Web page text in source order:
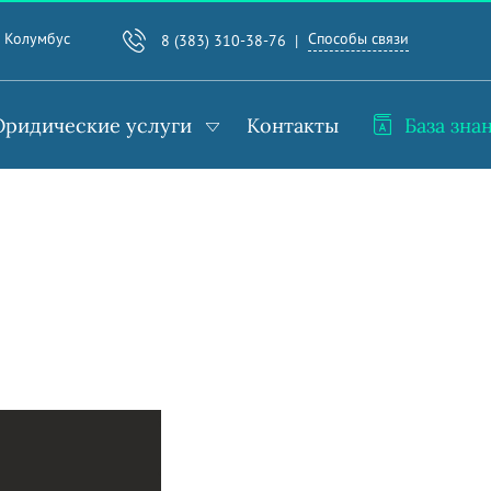
Колумбус 8 (383) 310-38-76 Способы связи
услуги Контакты База